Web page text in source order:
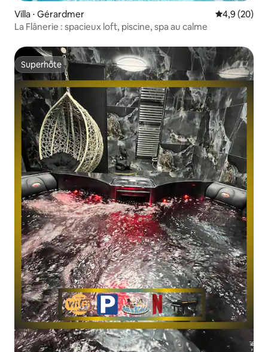
Villa ⋅ Gérardmer Évaluation
4,9 (20)
La Flânerie : spacieux loft, piscine, spa au calme
Superhôte
Superhôte